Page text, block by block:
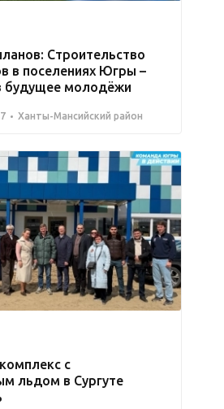
Строительство
в поселениях Югры –
будущее молодёжи
Ханты-Мансийский район
с
льдом в Сургуте